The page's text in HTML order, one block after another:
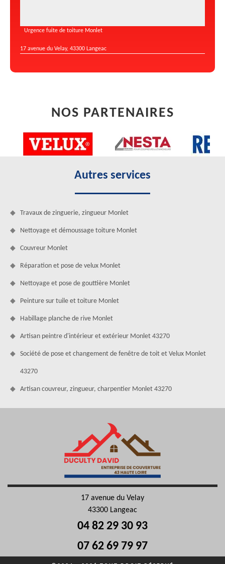
Urgence fuite de toiture Monlet
17 avenue du Velay, 43300 Langeac
NOS PARTENAIRES
Autres services
Travaux de zinguerie, zingueur Monlet
Nettoyage et démoussage toiture Monlet
Couvreur Monlet
Réparation et pose de velux Monlet
Nettoyage et pose de gouttière Monlet
Peinture sur tuile et toiture Monlet
Habillage planche de rive Monlet
Artisan peintre d'intérieur et extérieur Monlet 43270
Société de pose et changement de fenêtre de toit et Velux Monlet
43270
Artisan couvreur, zingueur, charpentier Monlet 43270
17 avenue du Velay
43300 Langeac
04 82 29 30 93
07 62 69 79 97